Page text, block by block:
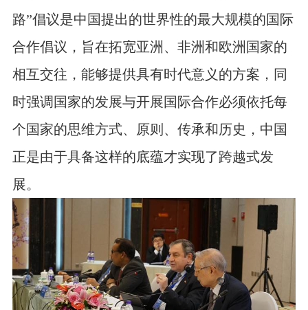
路”倡议是中国提出的世界性的最大规模的国际
合作倡议，旨在拓宽亚洲、非洲和欧洲国家的
相互交往，能够提供具有时代意义的方案，同
时强调国家的发展与开展国际合作必须依托每
个国家的思维方式、原则、传承和历史，中国
正是由于具备这样的底蕴才实现了跨越式发
展。